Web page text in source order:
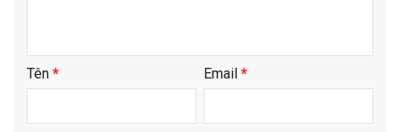
Tên * Email *